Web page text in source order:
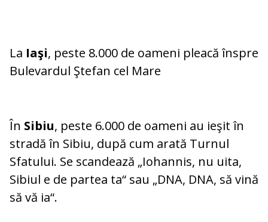
La Iaşi, peste 8.000 de oameni pleacă înspre
Bulevardul Ştefan cel Mare
În Sibiu, peste 6.000 de oameni au ieşit în
stradă în Sibiu, după cum arată Turnul
Sfatului. Se scandează „Iohannis, nu uita,
Sibiul e de partea ta“ sau „DNA, DNA, să vină
să vă ia“.